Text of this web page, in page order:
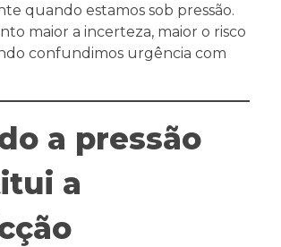
quando estamos sob pressão.
maior a incerteza, maior o risco
confundimos urgência com
a pressão
a